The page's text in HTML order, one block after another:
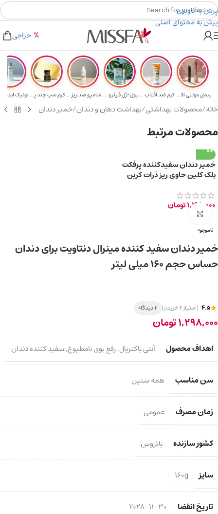
پرش به ناوبری
پرش به محتوای اصلی
۲٪ تخفیف روی سبد خرید برای روش کارت به کارت
هدیه برای خرید های بالای ۵ میلیون تومن
حراجی
ریمل مولتی افکت... کرم ضد آفتاب حا... رول-ژل فیلر و م... شامپو ضد ریزش و... کرم شب چند پپتی... تونیک ایده
خانه/محصولات بهداشتی/بهداشت دهان و دندان/خمیر دندان
محصولات مرتبط
خمیر دندان سفیدکننده پرفکت
بلک کلین حاوی ریز ذرات کربن
1,198,000تومان
ناموجود
برای بزرگ‌نمایی کلیک کنید
خمیر دندان سفید کننده مینرال دنتاویت برای دندان
حساس حجم 160 میلی لیتر
4.5 (امتیاز 2 خریدار) 2 دیدگاه
1,298,000تومان
اهداف محصول آنتی باکتریال,رفع بوی نامطبوع,سفید کننده دندان
سن مناسب همه سنین
زمان مصرف عمومی
کشور سازنده بلاروس
سایز 160g
تاریخ انقضا 2028-11-30